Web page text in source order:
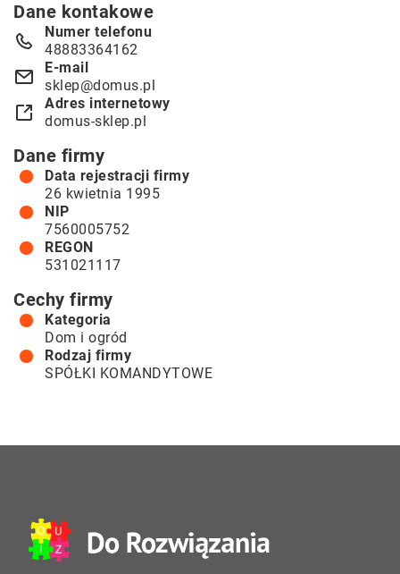
Dane kontakowe
Numer telefonu
48883364162
E-mail
sklep@domus.pl
Adres internetowy
domus-sklep.pl
Dane firmy
Data rejestracji firmy
26 kwietnia 1995
NIP
7560005752
REGON
531021117
Cechy firmy
Kategoria
Dom i ogród
Rodzaj firmy
SPÓŁKI KOMANDYTOWE